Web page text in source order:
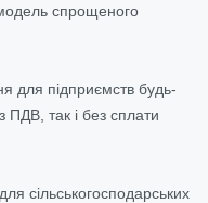
спрощеного
для підприємств будь-
ПДВ, так і без сплати
сільськогосподарських